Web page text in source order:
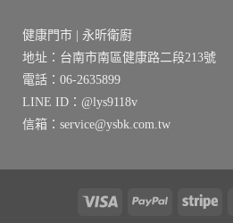
健康門市 | 永昕衛廚
地址：台南市南區健康路二段213號
電話：06-2635899
LINE ID：@lys9118v
信箱：service@ysbk.com.tw
Visa PayPal